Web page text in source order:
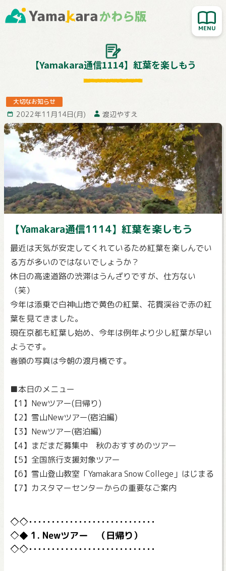
新着記事を読む
Yamakara登山教室
行ってきました！
お客様レポート
Yamakaraサイト
お問い合わせ
【Yamakara通信1114】紅葉を楽しもう
大切なお知らせ
2022年11月14日(月) 渡辺やすえ
【Yamakara通信1114】紅葉を楽しもう
最近は天気が安定してくれているため紅葉を楽しんでい
る方が多いのではないでしょうか？
休日の高速道路の渋滞はうんざりですが、仕方ない
（笑）
今年は添乗で白神山地で黄色の紅葉、花貫渓谷で赤の紅
葉を見てきました。
現在京都も紅葉し始め、今年は例年より少し紅葉が早い
ようです。
巻頭の写真は今朝の渡月橋です。
■本日のメニュー
【1】Newツアー(日帰り)
【2】雪山Newツアー(宿泊編)
【3】Newツアー(宿泊編)
【4】まだまだ募集中 秋のおすすめのツアー
【5】全国旅行支援対象ツアー
【6】雪山登山教室「Yamakara Snow College」はじまる
【7】カスタマーセンターからの重要なご案内
1. Newツアー （日帰り）